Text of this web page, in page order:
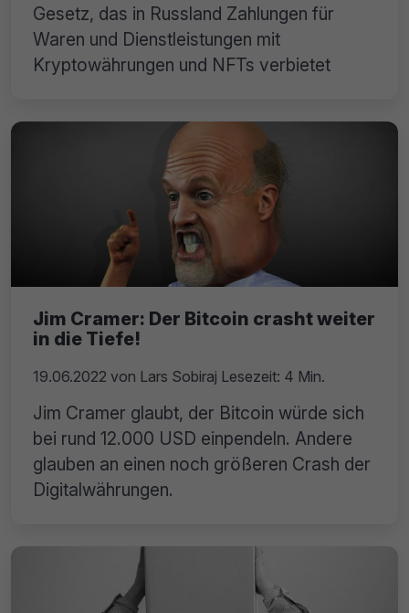
Gesetz, das in Russland Zahlungen für
Waren und Dienstleistungen mit
Kryptowährungen und NFTs verbietet
Jim Cramer: Der Bitcoin crasht weiter
in die Tiefe!
19.06.2022 von Lars Sobiraj Lesezeit: 4 Min.
Jim Cramer glaubt, der Bitcoin würde sich
bei rund 12.000 USD einpendeln. Andere
glauben an einen noch größeren Crash der
Digitalwährungen.